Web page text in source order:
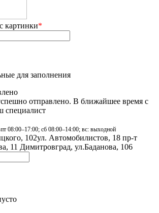
картинки*
для заполнения
отправлено. В ближайшее время с
специалист
пт 08:00–17:00; сб 08:00–14:00; вс: выходной
102ул. Автомобилистов, 18 пр-т
11 Димитровград, ул.Баданова, 106